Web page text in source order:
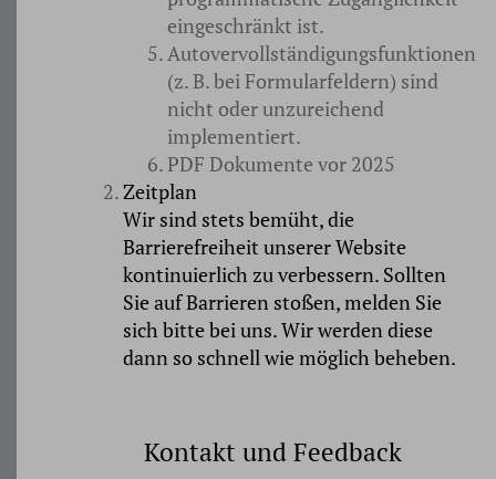
eingeschränkt ist.
Autovervollständigungsfunktionen
(z. B. bei Formularfeldern) sind
nicht oder unzureichend
implementiert.
PDF Dokumente vor 2025
Zeitplan
Wir sind stets bemüht, die
Barrierefreiheit unserer Website
kontinuierlich zu verbessern. Sollten
Sie auf Barrieren stoßen, melden Sie
sich bitte bei uns. Wir werden diese
dann so schnell wie möglich beheben.
Kontakt und Feedback